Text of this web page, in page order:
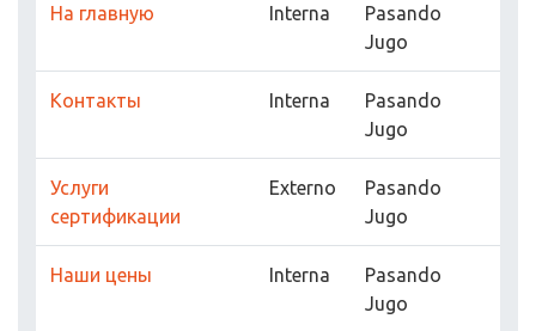
На главную Interna
Pasando
Jugo
Контакты Interna
Pasando
Jugo
Услуги
сертификации
Externo
Pasando
Jugo
Наши цены Interna
Pasando
Jugo